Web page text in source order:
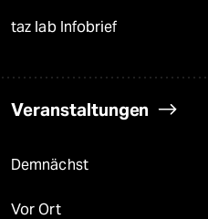
taz lab Infobrief
Veranstaltungen
Demnächst
Vor Ort